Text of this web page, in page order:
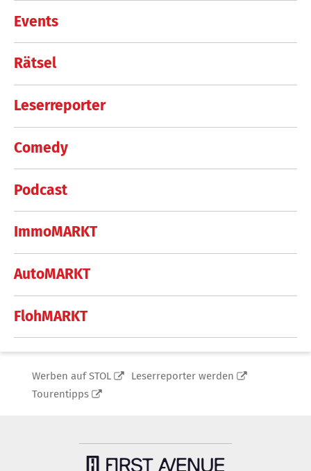
Events
Rätsel
Leserreporter
Comedy
Podcast
ImmoMARKT
AutoMARKT
FlohMARKT
Werben auf STOL
Leserreporter werden
Tourentipps